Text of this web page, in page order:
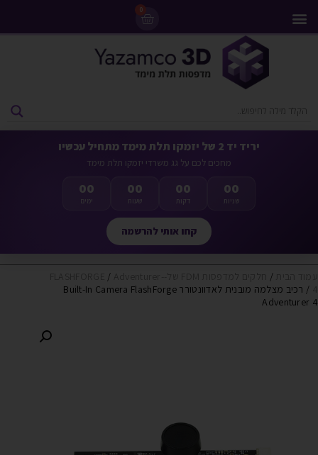
0
יריד יד 2 של יזמקו תלת מימד מתחיל עכשיו
מחכים לכם על גג משרדי יזמקו תלת מימד
00
ימים
00
שעות
00
דקות
00
שניות
קחו אותי להרשמה
/
/
/ רכיב מצלמה מובנית לאדוונטורר Built-In Camera FlashForge
Adventurer 4